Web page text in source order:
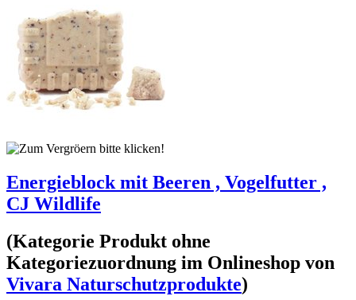
Energieblock mit Beeren , Vogelfutter ,
CJ Wildlife
(Kategorie Produkt ohne
Kategoriezuordnung im Onlineshop von
Vivara Naturschutzprodukte)